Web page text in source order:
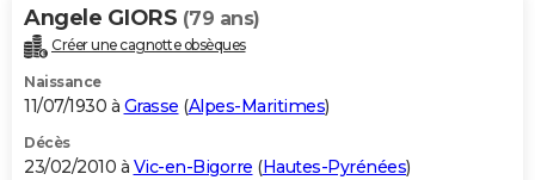
Angele GIORS (79 ans)
Créer une cagnotte obsèques
Naissance
11/07/1930 à Grasse (Alpes-Maritimes)
Décès
23/02/2010 à Vic-en-Bigorre (Hautes-Pyrénées)